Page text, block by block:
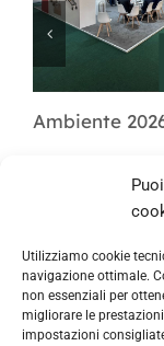
Utilizziamo cookie
navigazione ottimale.
non essenziali per
migliorare le
impostazioni
Ambiente